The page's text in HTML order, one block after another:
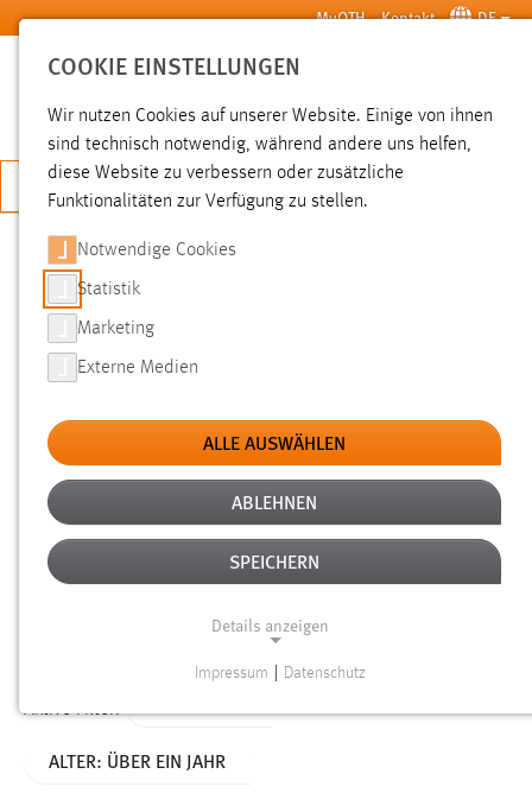
Zum Hauptinhalt springen MyOTH Kontakt DE
SUCHE
JETZT BEWERBEN
SUCHE
FILTER
Typ
Erstellungsdatum
Alter
Aktive Filter:
ALTER: ÜBER EIN JAHR
COOKIE EINSTELLUNGEN
Wir nutzen Cookies auf unserer Website. Einige von ihnen
sind technisch notwendig, während andere uns helfen,
diese Website zu verbessern oder zusätzliche
Funktionalitäten zur Verfügung zu stellen.
Notwendige Cookies
Statistik
Marketing
Externe Medien
ALLE AUSWÄHLEN
ABLEHNEN
SPEICHERN
Details anzeigen
Funktionen und sind für die einwandfreie Funktion der
Impressum Datenschutz